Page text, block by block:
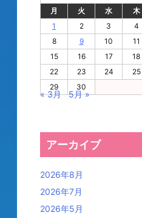
月
火 水 木
1
2 3 4
8
9 10 11
15
16 17 18
22
23 24 25
29
30
« 3月 5月 »
アーカイブ
2026年8月
2026年7月
2026年5月